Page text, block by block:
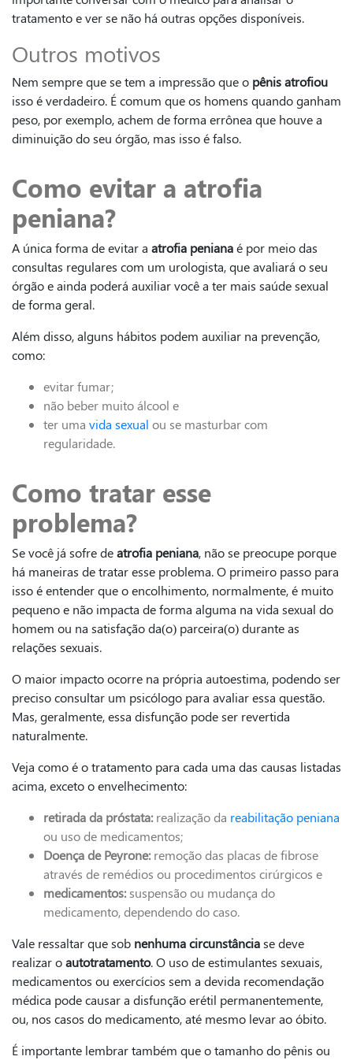
tratamento e ver se não há outras opções disponíveis.
Outros motivos
Nem sempre que se tem a impressão que o pênis atrofiou
isso é verdadeiro. É comum que os homens quando ganham
peso, por exemplo, achem de forma errônea que houve a
diminuição do seu órgão, mas isso é falso.
Como evitar a atrofia
peniana?
A única forma de evitar a atrofia penianaé por meio das
consultas regulares com um urologista, que avaliará o seu
órgão e ainda poderá auxiliar você a ter mais saúde sexual
de forma geral.
Além disso, alguns hábitos podem auxiliar na prevenção,
como:
evitar fumar;
não beber muito álcool e
ter uma vida sexual ou se masturbar com
regularidade.
Como tratar esse
problema?
Se você já sofre deatrofia peniana, não se preocupe porque
há maneiras de tratar esse problema. O primeiro passo para
isso é entender que o encolhimento, normalmente, é muito
pequeno e não impacta de forma alguma na vida sexual do
homem ou na satisfação da(o) parceira(o) durante as
relações sexuais.
O maior impacto ocorre na própria autoestima, podendo ser
preciso consultar um psicólogo para avaliar essa questão.
Mas, geralmente, essa disfunção pode ser revertida
naturalmente.
Veja como é o tratamento para cada uma das causas listadas
acima, exceto o envelhecimento:
retirada da próstata:realização da reabilitação peniana
ou uso de medicamentos;
Doença de Peyrone:remoção das placas de fibrose
através de remédios ou procedimentos cirúrgicos e
medicamentos:suspensão ou mudança do
medicamento, dependendo do caso.
Vale ressaltar que sob nenhuma circunstânciase deve
realizar oautotratamento. O uso de estimulantes sexuais,
medicamentos ou exercícios sem a devida recomendação
médica pode causar a disfunção erétil permanentemente,
ou, nos casos do medicamento, até mesmo levar ao óbito.
É importante lembrar também que o tamanho do pênis ou